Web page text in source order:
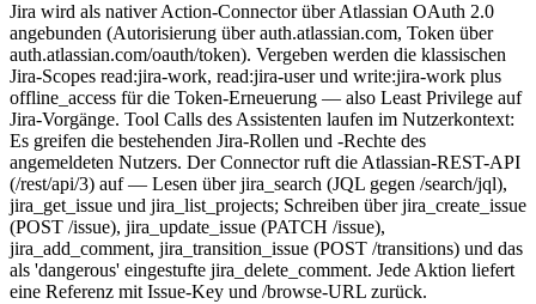
Jira wird als nativer Action-Connector über Atlassian OAuth 2.0
angebunden (Autorisierung über auth.atlassian.com, Token über
auth.atlassian.com/oauth/token). Vergeben werden die klassischen
Jira-Scopes read:jira-work, read:jira-user und write:jira-work plus
offline_access für die Token-Erneuerung — also Least Privilege auf
Jira-Vorgänge. Tool Calls des Assistenten laufen im Nutzerkontext:
Es greifen die bestehenden Jira-Rollen und -Rechte des
angemeldeten Nutzers. Der Connector ruft die Atlassian-REST-API
(/rest/api/3) auf — Lesen über jira_search (JQL gegen /search/jql),
jira_get_issue und jira_list_projects; Schreiben über jira_create_issue
(POST /issue), jira_update_issue (PATCH /issue),
jira_add_comment, jira_transition_issue (POST /transitions) und das
als 'dangerous' eingestufte jira_delete_comment. Jede Aktion liefert
eine Referenz mit Issue-Key und /browse-URL zurück.